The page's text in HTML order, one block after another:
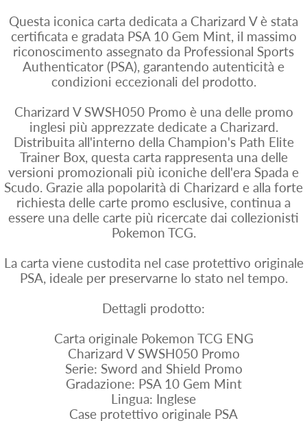
Questa iconica carta dedicata a Charizard V è stata
certificata e gradata PSA 10 Gem Mint, il massimo
riconoscimento assegnato da Professional Sports
Authenticator (PSA), garantendo autenticità e
condizioni eccezionali del prodotto.
Charizard V SWSH050 Promo è una delle promo
inglesi più apprezzate dedicate a Charizard.
Distribuita all'interno della Champion's Path Elite
Trainer Box, questa carta rappresenta una delle
versioni promozionali più iconiche dell'era Spada e
Scudo. Grazie alla popolarità di Charizard e alla forte
richiesta delle carte promo esclusive, continua a
essere una delle carte più ricercate dai collezionisti
Pokemon TCG.
La carta viene custodita nel case protettivo originale
PSA, ideale per preservarne lo stato nel tempo.
Dettagli prodotto:
Carta originale Pokemon TCG ENG
Charizard V SWSH050 Promo
Serie: Sword and Shield Promo
Gradazione: PSA 10 Gem Mint
Lingua: Inglese
Case protettivo originale PSA